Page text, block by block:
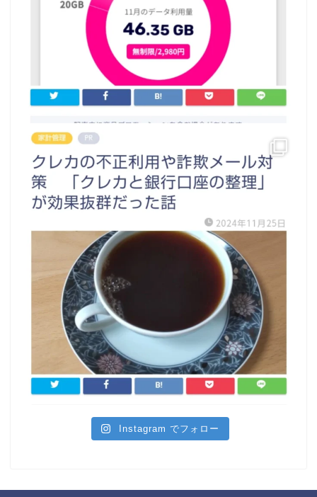
Instagram でフォロー